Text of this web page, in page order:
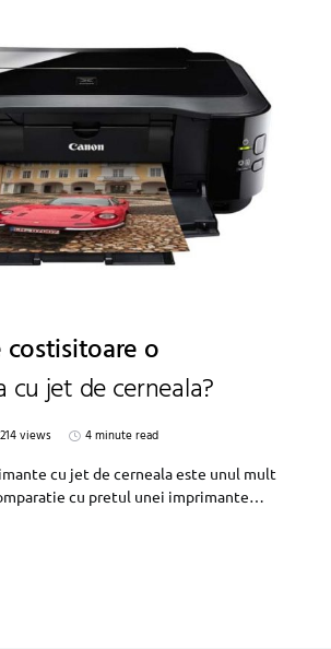
costisitoare o
cu jet de cerneala?
214 views
4 minute read
cu jet de cerneala este unul mult
cu pretul unei imprimante…